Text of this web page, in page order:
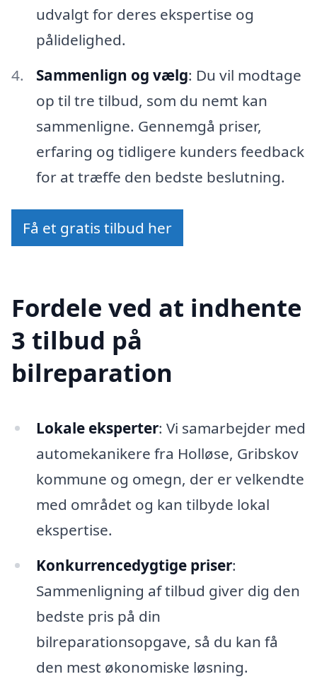
udvalgt for deres ekspertise og
pålidelighed.
Sammenlign og vælg: Du vil modtage
op til tre tilbud, som du nemt kan
sammenligne. Gennemgå priser,
erfaring og tidligere kunders feedback
for at træffe den bedste beslutning.
Få et gratis tilbud her
Fordele ved at indhente
3 tilbud på
bilreparation
Lokale eksperter: Vi samarbejder med
automekanikere fra Holløse, Gribskov
kommune og omegn, der er velkendte
med området og kan tilbyde lokal
ekspertise.
Konkurrencedygtige priser:
Sammenligning af tilbud giver dig den
bedste pris på din
bilreparationsopgave, så du kan få
den mest økonomiske løsning.